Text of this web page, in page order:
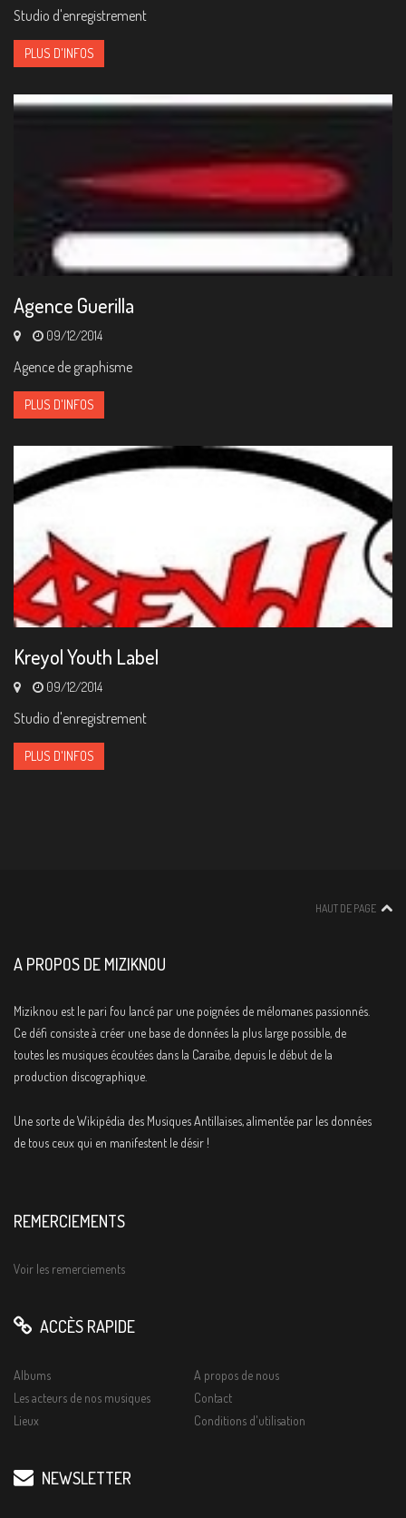
Studio d'enregistrement
PLUS D'INFOS
Agence Guerilla
09/12/2014
Agence de graphisme
PLUS D'INFOS
Kreyol Youth Label
09/12/2014
Studio d'enregistrement
PLUS D'INFOS
HAUT DE PAGE
A PROPOS DE MIZIKNOU
Miziknou est le pari fou lancé par une poignées de mélomanes passionnés.
Ce défi consiste à créer une base de données la plus large possible, de
toutes les musiques écoutées dans la Caraïbe, depuis le début de la
production discographique.
Une sorte de Wikipédia des Musiques Antillaises, alimentée par les données
de tous ceux qui en manifestent le désir !
REMERCIEMENTS
Voir les remerciements
ACCÈS RAPIDE
Albums
Les acteurs de nos musiques
Lieux
A propos de nous
Contact
Conditions d'utilisation
NEWSLETTER